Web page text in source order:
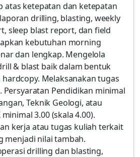
atas ketepatan dan ketepatan
drilling, blasting, weekly
sleep blast report, dan field
kebutuhan morning
dan lengkap. Mengelola
& blast baik dalam bentuk
Melaksanakan tugas
Persyaratan Pendidikan minimal
Teknik Geologi, atau
3.00 (skala 4.00).
kerja atau tugas kuliah terkait
menjadi nilai tambah.
drilling dan blasting,